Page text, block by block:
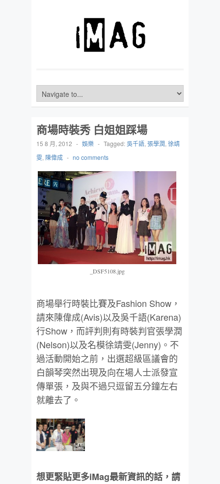
商場時裝秀 白姐姐踩場
15 8 月, 2012 - 娛樂 - Tagged:吳千語, 張學潤, 徐靖
雯, 陳偉成 - no comments
_DSF5108.jpg
商場舉行時裝比賽及Fashion Show，
請來陳偉成(Avis)以及吳千語(Karena)
行Show，而評判則有時裝判官張學潤
(Nelson)以及名模徐靖雯(Jenny)。不
過活動開始之前，出選超級區議會的
白韻琴突然出現及向在場人士派發宣
傳單張，及與不過只逗留五分鐘左右
就離去了。
想更緊貼更多iMag最新資訊的話，請